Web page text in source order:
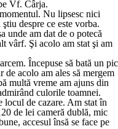
Vf. Cârja.
Nu lipsesc nici
despre ce este vorba.
unde am dat de o potecă
vârf. Şi acolo am stat şi am
Începuse să bată un pic
de acolo am ales să mergem
multă vreme am ajuns din
culorile toamnei.
locul de cazare. Am stat în
de lei cameră dublă, mic
accesul însă se face pe